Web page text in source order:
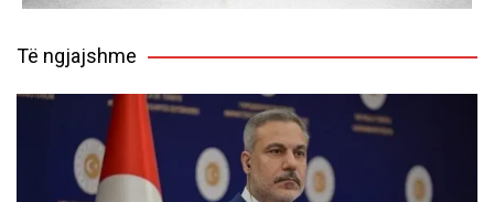
Të ngjajshme